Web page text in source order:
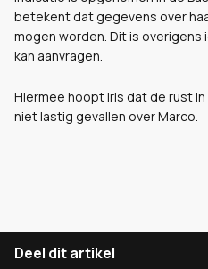
betekent dat gegevens over
mogen worden. Dit is overigens
kan aanvragen.
Hiermee hoopt Iris dat de rust
niet lastig gevallen over Marco.
Deel dit artikel